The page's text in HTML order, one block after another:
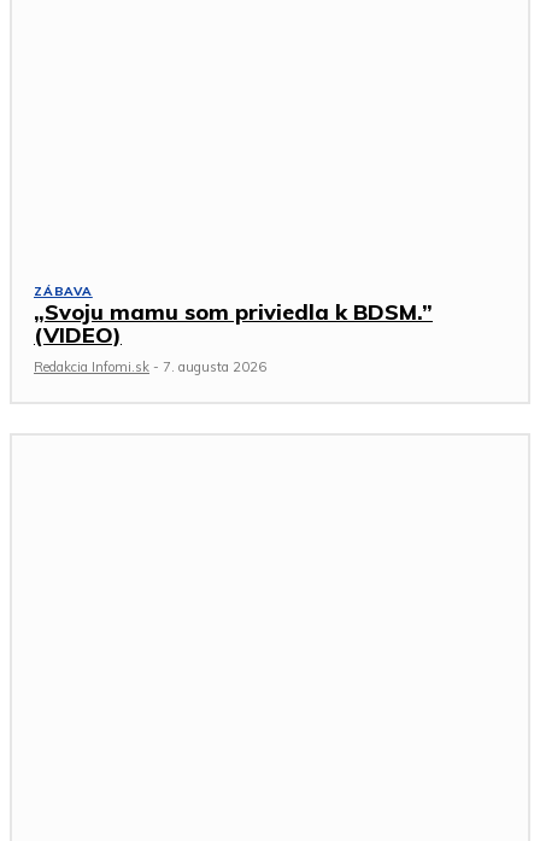
ZÁBAVA
„Svoju mamu som priviedla k BDSM.”
(VIDEO)
Redakcia Infomi.sk - 7. augusta 2026